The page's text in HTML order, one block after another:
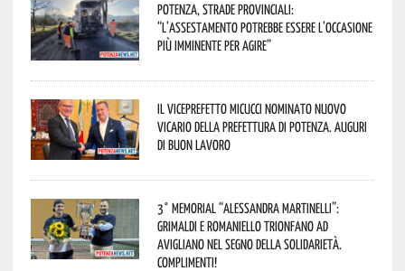
Potenza, strade provinciali:
“L’assestamento potrebbe essere l’occasione
più imminente per agire”
Il Viceprefetto Micucci nominato nuovo
Vicario della Prefettura di Potenza. Auguri
di buon lavoro
3° Memorial “Alessandra Martinelli”:
Grimaldi e Romaniello trionfano ad
Avigliano nel segno della solidarietà.
Complimenti!